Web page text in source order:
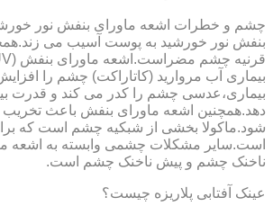
چشم و خطرات اشعه ماورای بنفش نور
بنفش نور خورشید به پوست آسیب می
بیماری آب مروارید (کاتاراکت) چشم را
بیماری،عدسی چشم را کدر می کند و قدرت
دهد.همچنین اشعه ماورای بنفش باعث تخریب
شود.ماکولا بخشی از شبکیه چشم است که
است.سایر مشکلات چشمی وابسته به اشعه
ناخنک چشم و پیش ناخنک چشم است.
عینک آفتابی پلاریزه چیست؟